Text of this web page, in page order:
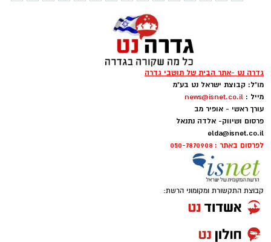
גדרה נט -אתר הבית של תושבי גדרה
מו"ל: קבוצת ישראל נט בע"מ
מייל : news@isnet.co.il
עורך ראשי - אופיר מב
פרסום ושיווק- אלדה נתנאל
elda@isnet.co.il
לפרסום באתר : 050-7870908
קבוצת התקשורת ומקומוני הרשת: